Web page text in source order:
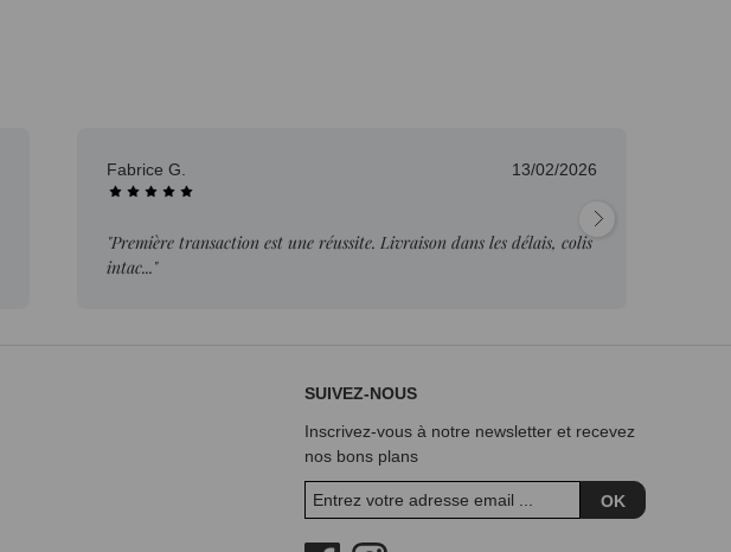
Fabrice G. 13/02/2026
"Première transaction est une réussite. Livraison dans les délais, colis
intac..."
SUIVEZ-NOUS
Inscrivez-vous à notre newsletter et recevez
nos bons plans
OK